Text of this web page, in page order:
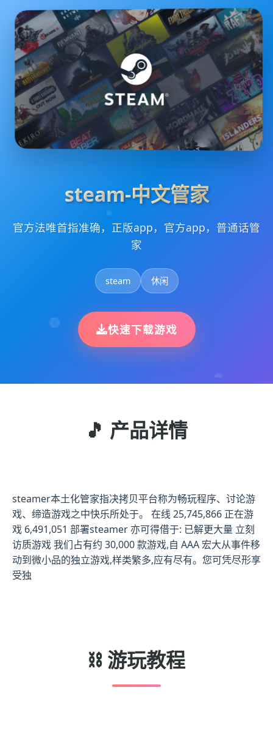
steam-中文管家
官方法唯首指准确，正版app，官方app，普通话管
家
steam 休闲
快速下载游戏
🎵 产品详情
steamer本土化管家指决拷贝平台称为畅玩程序、讨论游
戏、缔造游戏之中快乐所处于。 在线 25,745,866 正在游
戏 6,491,051 部署steamer 亦可得借于: 已解更大量 立刻
访质游戏 我们占有约 30,000 款游戏,自 AAA 宏大从事件移
动到微小品的独立游戏,样类繁多,应有尽有。您可凭尽形享
受独
⛓️ 游玩教程